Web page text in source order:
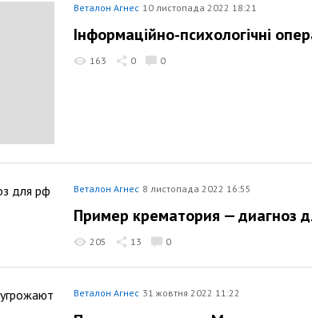
Веталон Агнес 10 листопада 2022 18:21
Інформаційно-психологічні
163 0 0
Веталон Агнес 8 листопада 2022 16:55
Пример крематория — диагноз
205 13 0
Веталон Агнес 31 жовтня 2022 11:22